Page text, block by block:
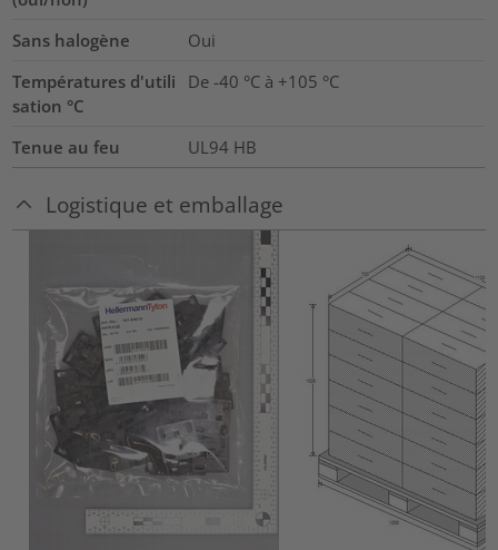
Sans halogène
Oui
Températures d'utili
sation °C
De -40 °C à +105 °C
Tenue au feu UL94 HB
Logistique et emballage